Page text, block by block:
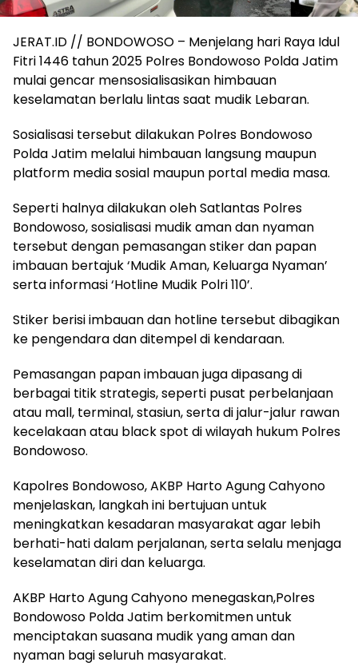
JERAT.ID // BONDOWOSO – Menjelang hari Raya Idul
Fitri 1446 tahun 2025 Polres Bondowoso Polda Jatim
mulai gencar mensosialisasikan himbauan
keselamatan berlalu lintas saat mudik Lebaran.
Sosialisasi tersebut dilakukan Polres Bondowoso
Polda Jatim melalui himbauan langsung maupun
platform media sosial maupun portal media masa.
Seperti halnya dilakukan oleh Satlantas Polres
Bondowoso, sosialisasi mudik aman dan nyaman
tersebut dengan pemasangan stiker dan papan
imbauan bertajuk ‘Mudik Aman, Keluarga Nyaman’
serta informasi ‘Hotline Mudik Polri 110’.
Stiker berisi imbauan dan hotline tersebut dibagikan
ke pengendara dan ditempel di kendaraan.
Pemasangan papan imbauan juga dipasang di
berbagai titik strategis, seperti pusat perbelanjaan
atau mall, terminal, stasiun, serta di jalur-jalur rawan
kecelakaan atau black spot di wilayah hukum Polres
Bondowoso.
Kapolres Bondowoso, AKBP Harto Agung Cahyono
menjelaskan, langkah ini bertujuan untuk
meningkatkan kesadaran masyarakat agar lebih
berhati-hati dalam perjalanan, serta selalu menjaga
keselamatan diri dan keluarga.
AKBP Harto Agung Cahyono menegaskan,Polres
Bondowoso Polda Jatim berkomitmen untuk
menciptakan suasana mudik yang aman dan
nyaman bagi seluruh masyarakat.